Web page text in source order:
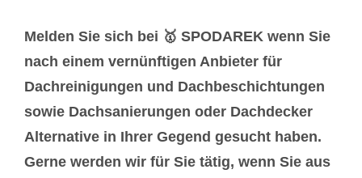
Melden Sie sich bei 🥇 SPODAREK wenn Sie
nach einem vernünftigen Anbieter für
Dachreinigungen und Dachbeschichtungen
sowie Dachsanierungen oder Dachdecker
Alternative in Ihrer Gegend gesucht haben.
Gerne werden wir für Sie tätig, wenn Sie aus